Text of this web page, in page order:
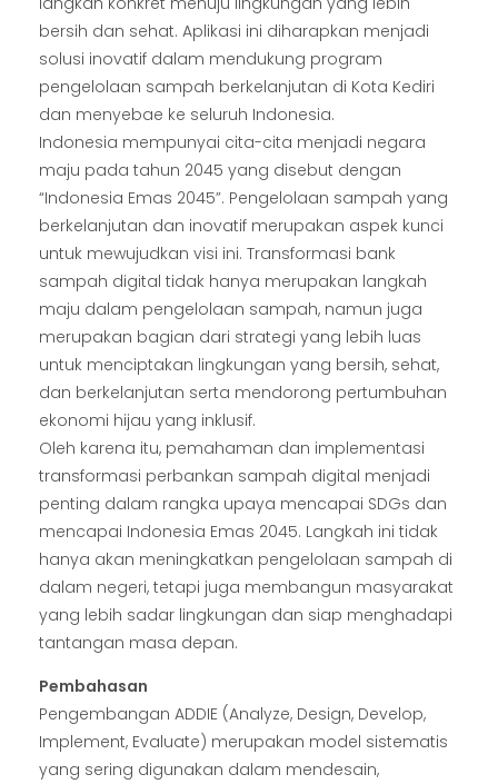
bersih dan sehat. Aplikasi ini diharapkan menjadi
solusi inovatif dalam mendukung program
pengelolaan sampah berkelanjutan di Kota Kediri
dan menyebae ke seluruh Indonesia.
Indonesia mempunyai cita-cita menjadi negara
maju pada tahun 2045 yang disebut dengan
“Indonesia Emas 2045”. Pengelolaan sampah yang
berkelanjutan dan inovatif merupakan aspek kunci
untuk mewujudkan visi ini. Transformasi bank
sampah digital tidak hanya merupakan langkah
maju dalam pengelolaan sampah, namun juga
merupakan bagian dari strategi yang lebih luas
untuk menciptakan lingkungan yang bersih, sehat,
dan berkelanjutan serta mendorong pertumbuhan
ekonomi hijau yang inklusif.
Oleh karena itu, pemahaman dan implementasi
transformasi perbankan sampah digital menjadi
penting dalam rangka upaya mencapai SDGs dan
mencapai Indonesia Emas 2045. Langkah ini tidak
hanya akan meningkatkan pengelolaan sampah di
dalam negeri, tetapi juga membangun masyarakat
yang lebih sadar lingkungan dan siap menghadapi
tantangan masa depan.
Pembahasan
Pengembangan ADDIE (Analyze, Design, Develop,
Implement, Evaluate) merupakan model sistematis
yang sering digunakan dalam mendesain,